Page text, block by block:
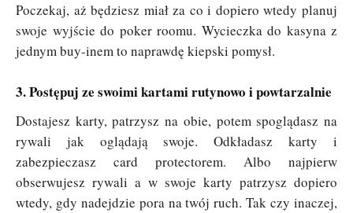
Poczekaj, aż będziesz miał za co i dopiero wtedy planuj
swoje wyjście do poker roomu. Wycieczka do kasyna z
jednym buy-inem to naprawdę kiepski pomysł.
3. Postępuj ze swoimi kartami rutynowo i powtarzalnie
Dostajesz karty, patrzysz na obie, potem spoglądasz na
rywali jak oglądają swoje. Odkładasz karty i
zabezpieczasz card protectorem. Albo najpierw
obserwujesz rywali a w swoje karty patrzysz dopiero
wtedy, gdy nadejdzie pora na twój ruch. Tak czy inaczej,